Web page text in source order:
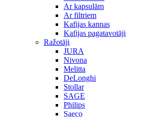
Ar kapsulām
Ar filtriem
Kafijas kannas
Kafijas pagatavotāji
Ražotāji
JURA
Nivona
Melitta
DeLonghi
Stollar
SAGE
Philips
Saeco